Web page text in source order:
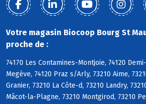
Votre magasin Biocoop Bourg St
proche de :
74170 Les Contamines-Montjoie, 74120
Megève, 74120 Praz s/Arly, 73210 Aime,
Granier, 73210 La Côte-d, 73210 Landry,
Mâcot-la-Plagne, 73210 Montgirod, 73210